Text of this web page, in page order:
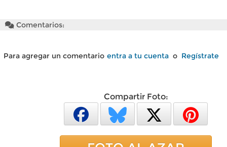
Comentarios:
Para agregar un comentario entra a tu cuenta o Regístrate
Compartir Foto: